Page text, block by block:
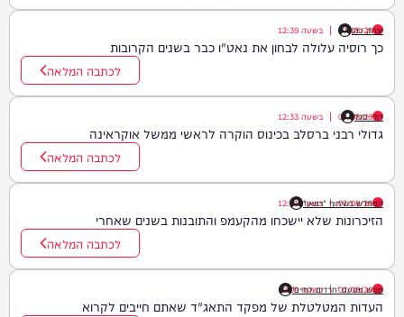
יצחק כהן
07/08/26
| בשעה 12:39
כך רוסיה עלולה לבחון את נאט"ו כבר בשנים הקרובות
לכתבה המלאה
דודי סגל
07/08/26
| בשעה 12:33
גדולי רבני ברסלב בכינוס הוקרה לראשי ממשל אוקראינה
לכתבה המלאה
המחדש בשיתוף "וימאן"
07/08/26
| בשעה12:21
הזיכרונות שלא יישכחו מהקעמפ והתובנות בשנים שאחרי
לכתבה המלאה
מוגש מטעם 'חרדים לחיים'
07/08/26
| בשעה12:09
העדות המטלטלת של מפקד התאג"ד שאתם חייבים לקרוא